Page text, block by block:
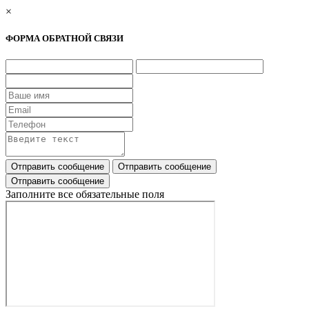
×
ФОРМА ОБРАТНОЙ СВЯЗИ
Заполните все обязательные поля